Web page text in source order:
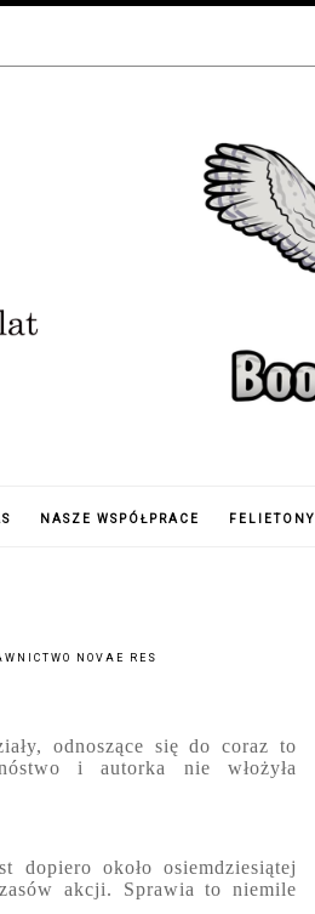
NASZE WSPÓŁPRACE FELIETONY
NOVAE RES
odnoszące się do coraz to
i autorka nie włożyła
dopiero około osiemdziesiątej
akcji. Sprawia to niemile